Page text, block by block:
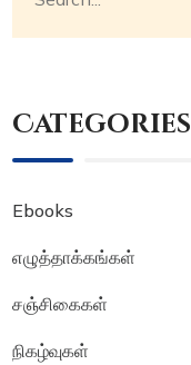
Categories
Ebooks
எழுத்தாக்கங்கள்
சஞ்சிகைகள்
நிகழ்வுகள்